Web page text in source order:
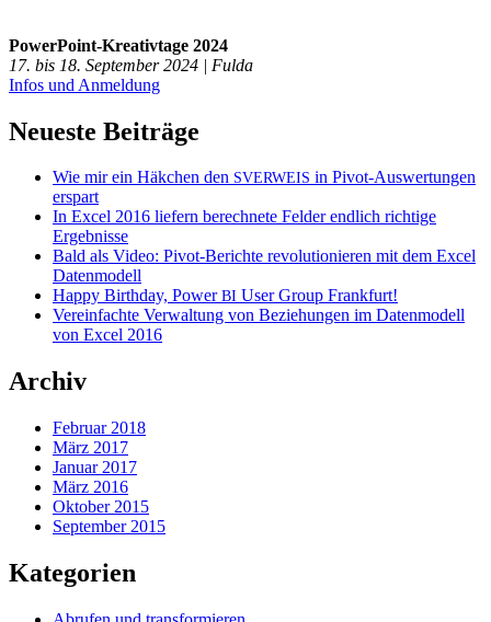
PowerPoint-Kreativtage 2024
17. bis 18. September 2024 | Fulda
Infos und Anmeldung
Neueste Beiträge
Wie mir ein Häkchen den SVERWEIS in Pivot-Auswertungen
erspart
In Excel 2016 liefern berechnete Felder endlich richtige
Ergebnisse
Bald als Video: Pivot-Berichte revolutionieren mit dem Excel
Datenmodell
Happy Birthday, PowerBI User Group Frankfurt!
Vereinfachte Verwaltung von Beziehungen im Datenmodell
von Excel 2016
Archiv
Februar 2018
März 2017
Januar 2017
März 2016
Oktober 2015
September 2015
Kategorien